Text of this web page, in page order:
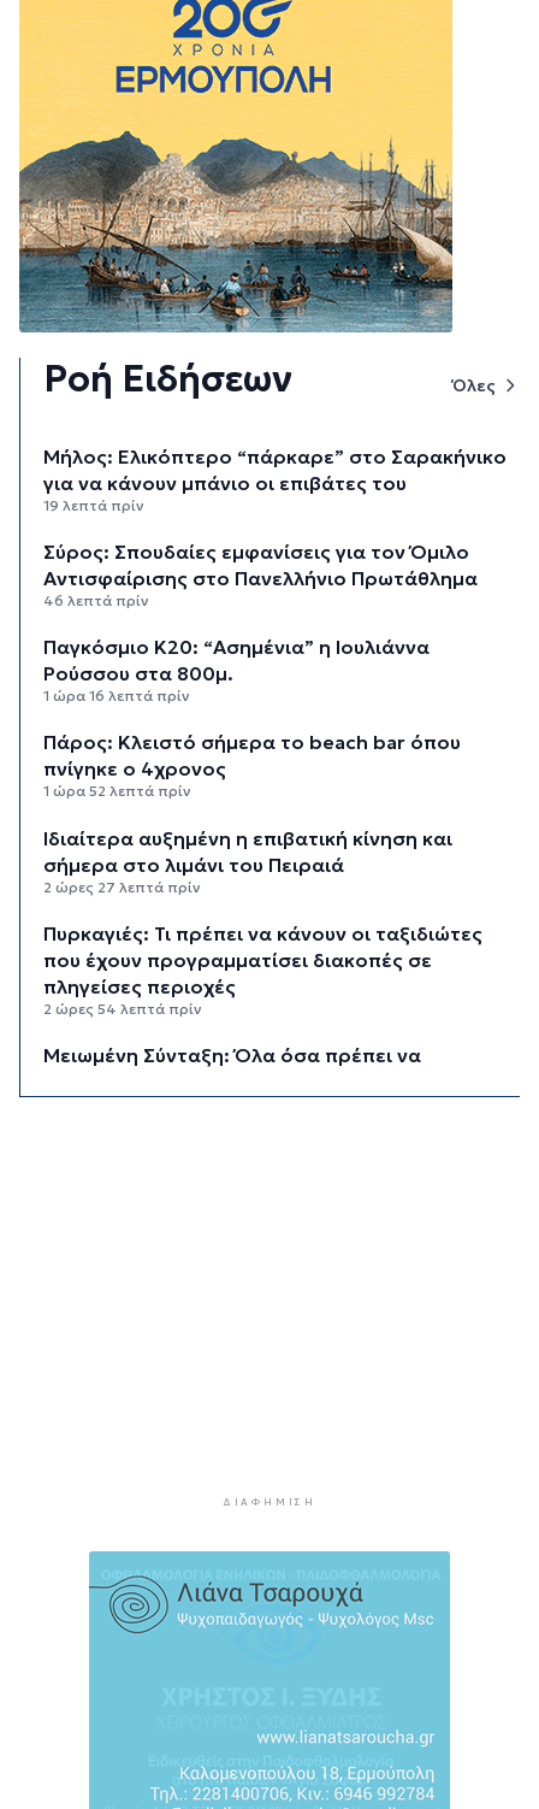
Ροή Ειδήσεων Όλες
Μήλος: Ελικόπτερο “πάρκαρε” στο Σαρακήνικο
για να κάνουν μπάνιο οι επιβάτες του
19 λεπτά πρίν
Σύρος: Σπουδαίες εμφανίσεις για τον Όμιλο
Αντισφαίρισης στο Πανελλήνιο Πρωτάθλημα
46 λεπτά πρίν
Παγκόσμιο Κ20: “Ασημένια” η Ιουλιάννα
Ρούσσου στα 800μ.
1 ώρα 16 λεπτά πρίν
Πάρος: Κλειστό σήμερα το beach bar όπου
πνίγηκε ο 4χρονος
1 ώρα 52 λεπτά πρίν
Ιδιαίτερα αυξημένη η επιβατική κίνηση και
σήμερα στο λιμάνι του Πειραιά
2 ώρες 27 λεπτά πρίν
Πυρκαγιές: Τι πρέπει να κάνουν οι ταξιδιώτες
που έχουν προγραμματίσει διακοπές σε
πληγείσες περιοχές
2 ώρες 54 λεπτά πρίν
Μειωμένη Σύνταξη: Όλα όσα πρέπει να
ΔΙΑΦΉΜΙΣΗ